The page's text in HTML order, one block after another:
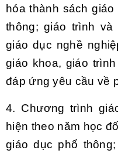
hóa thành sách
thông; giáo trình
giáo dục nghề
giáo khoa, giáo
đáp ứng yêu cầu về
4. Chương trình
hiện theo năm học
giáo dục phổ